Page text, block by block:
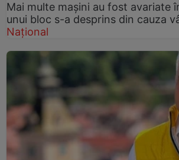
Mai multe mașini au fost avariate
unui bloc s-a desprins din cauza
Național